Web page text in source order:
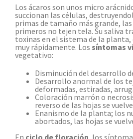
Los ácaros son unos micro
succionan las células,
primas de tamaño más grande,
primeros no tejen tela. Su saliva
toxinas en el sistema de la planta,
muy rápidamente. Los síntomas
vegetativo:
Disminución del desarrollo
Desarrollo anormal de los
deformadas, estiradas,
Coloración marrón o
reverso de las hojas se
Enanismo de la planta; los
abortados, las hojas se